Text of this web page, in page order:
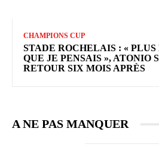
CHAMPIONS CUP
STADE ROCHELAIS : «
QUE JE PENSAIS », ATONIO
RETOUR SIX MOIS APRÈS
A NE PAS MANQUER